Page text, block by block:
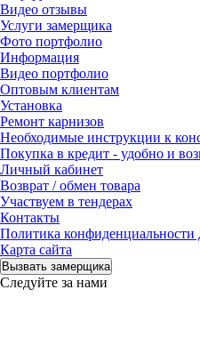
Видео отзывы
Услуги замерщика
Фото портфолио
Информация
Видео портфолио
Оптовым клиентам
Установка
Ремонт карнизов
Необходимые инструкции к
Покупка в кредит - удобно и
Личный кабинет
Возврат / обмен товара
Участвуем в тендерах
Контакты
Политика конфиденциальности
Карта сайта
Вызвать замерщика
Следуйте за нами